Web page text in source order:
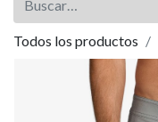
Todos los productos